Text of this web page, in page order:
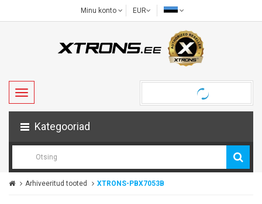
Minu konto EUR
Kategooriad
Arhiveeritud tooted XTRONS-PBX7053B